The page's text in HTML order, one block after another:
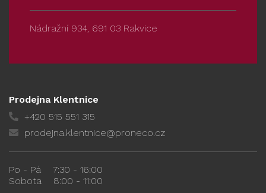
Nádražní 934, 691 03 Rakvice
Prodejna Klentnice
+420 515 551 315
prodejna.klentnice@proneco.cz
Po - Pá
7:30 - 16:00
Sobota
8:00 - 11:00